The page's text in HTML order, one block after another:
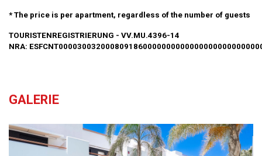
* The price is per apartment, regardless of the number of guests
TOURISTENREGISTRIERUNG - VV.MU.4396-14
NRA:
GALERIE